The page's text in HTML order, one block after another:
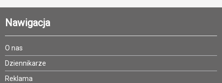
Nawigacja
O nas
Dziennikarze
Reklama